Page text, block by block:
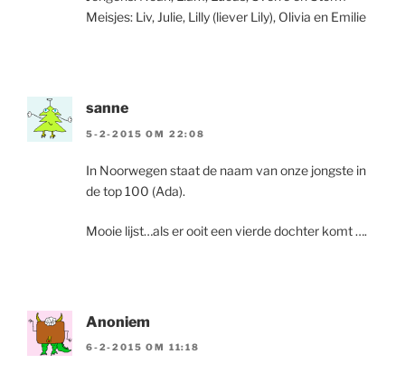
Meisjes: Liv, Julie, Lilly (liever Lily), Olivia en Emilie
sanne
5-2-2015 OM 22:08
In Noorwegen staat de naam van onze jongste in
de top 100 (Ada).
Mooie lijst…als er ooit een vierde dochter komt ….
Anoniem
6-2-2015 OM 11:18